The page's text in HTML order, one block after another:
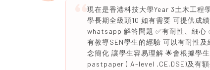
現在是香港科技大學Year 3土木工程
學長期全級頭10 如有需要 可提供成
whatsapp 解答問題 ✅有耐性、細心
有教導SEN學生的經驗 可以有耐性
念簡化 讓學生容易理解 🌟會根據學
pastpaper ( A-level ,CE,DSE)及有